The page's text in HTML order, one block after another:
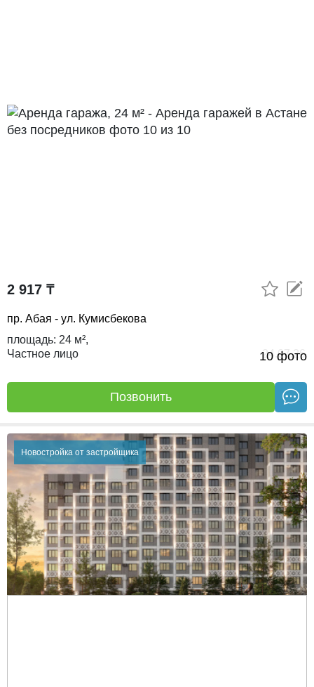
10 фото
2 917 ₸
пр. Абая - ул. Кумисбекова
площадь: 24 м²,
Частное лицо
24.07.26
Позвонить
Новостройка от застройщика